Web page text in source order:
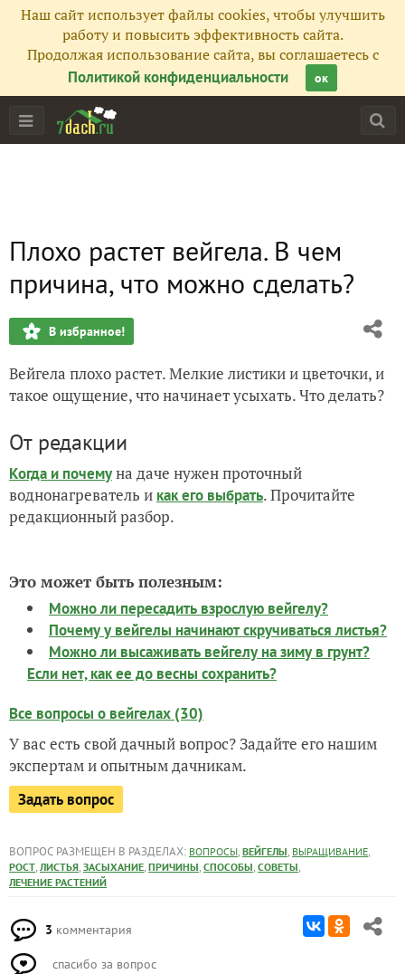
Наш сайт использует файлы cookies, чтобы улучшить
работу и повысить эффективность сайта.
Продолжая использование сайта, вы соглашаетесь с
Политикой конфиденциальности
ок
Плохо растет вейгела. В чем
причина, что можно сделать?
В избранное!
Вейгела плохо растет. Мелкие листики и цветочки, и
такое ощущение, что начинает усыхать. Что делать?
От редакции
Когда и почемуна даче нужен проточный
воднонагреватель и как его выбрать. Прочитайте
редакционный разбор.
Это может быть полезным:
Можно ли пересадить взрослую вейгелу?
Почему у вейгелы начинают скручиваться листья?
Можно ли высаживать вейгелу на зиму в грунт?
Если нет, как ее до весны сохранить?
Все вопросы о вейгелах (30)
У вас есть свой дачный вопрос? Задайте его нашим
экспертам и опытным дачникам.
Задать вопрос
ВОПРОС РАЗМЕЩЕН В РАЗДЕЛАХ: ВОПРОСЫ, ВЕЙГЕЛЫ, ВЫРАЩИВАНИЕ,
РОСТ, ЛИСТЬЯ, ЗАСЫХАНИЕ, ПРИЧИНЫ, СПОСОБЫ, СОВЕТЫ,
ЛЕЧЕНИЕ РАСТЕНИЙ
3 комментария
спасибо за вопрос